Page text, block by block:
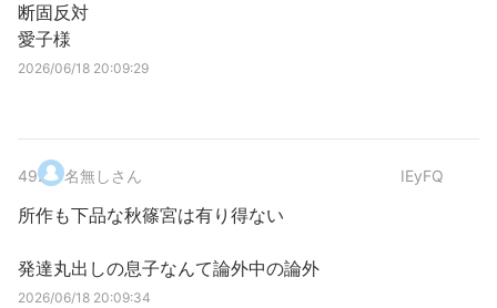
断固反対
愛子様
2026/06/18 20:09:29
49. 名無しさん IEyFQ
所作も下品な秋篠宮は有り得ない
発達丸出しの息子なんて論外中の論外
2026/06/18 20:09:34